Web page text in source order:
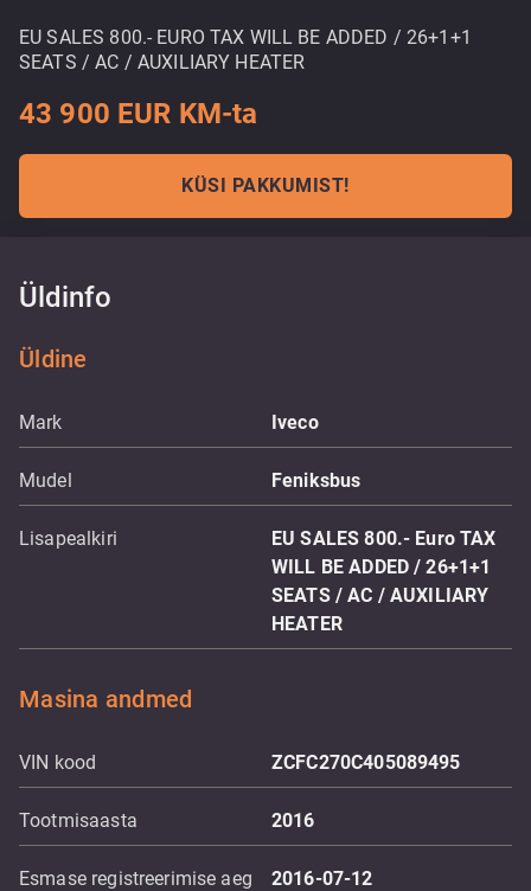
EU SALES 800.- EURO TAX WILL BE ADDED / 26+1+1
SEATS / AC / AUXILIARY HEATER
43 900 EUR KM-ta
KÜSI PAKKUMIST!
Üldinfo
Üldine
Mark Iveco
Mudel Feniksbus
Lisapealkiri
EU SALES 800.- Euro TAX
WILL BE ADDED / 26+1+1
SEATS / AC / AUXILIARY
HEATER
Masina andmed
VIN kood ZCFC270C405089495
Tootmisaasta 2016
Esmase registreerimise aeg 2016-07-12